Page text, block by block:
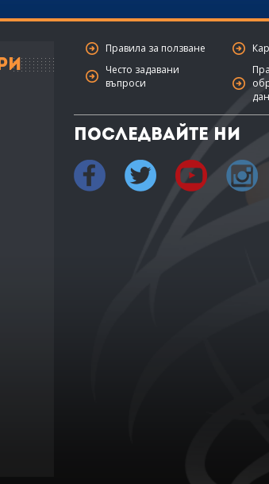
Правила за ползване
Често задавани
въпроси
Последвайте ни